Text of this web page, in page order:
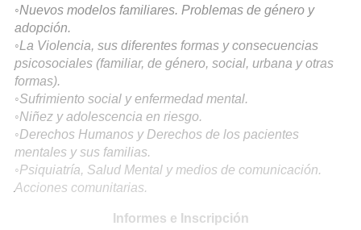
◦Nuevos modelos familiares. Problemas de género y
adopción.
◦La Violencia, sus diferentes formas y consecuencias
psicosociales (familiar, de género, social, urbana y otras
formas).
◦Sufrimiento social y enfermedad mental.
◦Niñez y adolescencia en riesgo.
◦Derechos Humanos y Derechos de los pacientes
mentales y sus familias.
◦Psiquiatría, Salud Mental y medios de comunicación.
Acciones comunitarias.
Informes e Inscripción